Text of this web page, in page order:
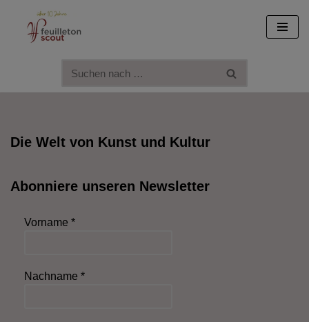
Zum
Die Welt von Kunst und Kultur
Abonniere unseren Newsletter
Vorname *
Nachname *